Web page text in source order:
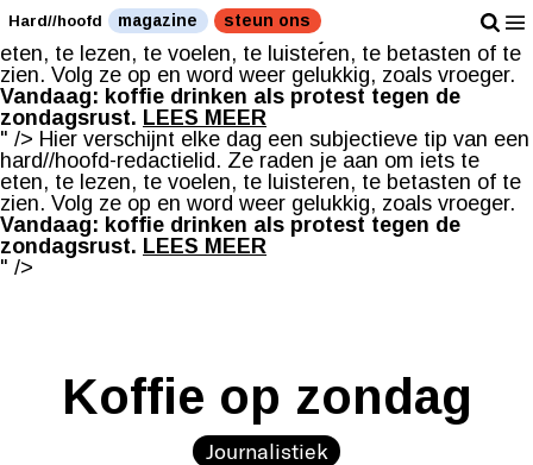
Hier verschijnt elke dag een subjectieve tip van een
hard//hoofd-redactielid. Ze raden je aan om iets te
eten, te lezen, te voelen, te luisteren, te betasten of te
zien. Volg ze op en word weer gelukkig, zoals vroeger.
Vandaag: koffie drinken als protest tegen de
zondagsrust. LEES MEER
" /> Hier verschijnt elke dag een subjectieve tip van een
hard//hoofd-redactielid. Ze raden je aan om iets te
eten, te lezen, te voelen, te luisteren, te betasten of te
zien. Volg ze op en word weer gelukkig, zoals vroeger.
Vandaag: koffie drinken als protest tegen de
zondagsrust. LEES MEER
" />
Hard//hoofd magazine steun ons
Koffie op zondag
Journalistiek